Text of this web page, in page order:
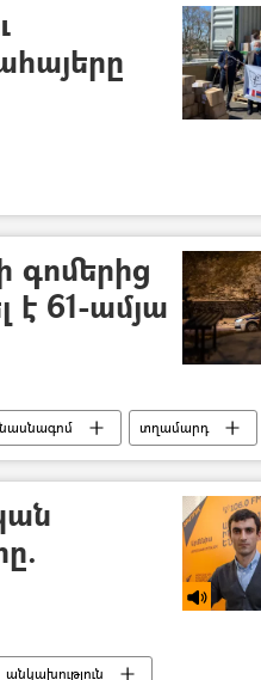
գոմերից
է 61-ամյա
տղամարդ
անկախություն